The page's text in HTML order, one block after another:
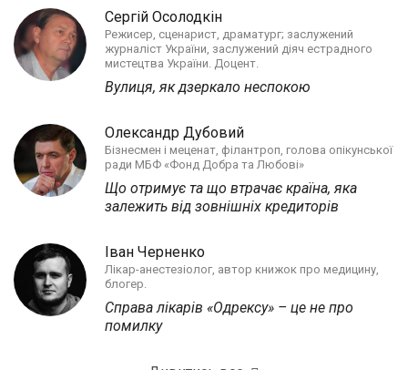
Сергій Осолодкін
Режисер, сценарист, драматург; заслужений
журналіст України, заслужений діяч естрадного
мистецтва України. Доцент.
Вулиця, як дзеркало неспокою
Олександр Дубовий
Бізнесмен і меценат, філантроп, голова опікунської
ради МБФ «Фонд Добра та Любові»
Що отримує та що втрачає країна, яка
залежить від зовнішніх кредиторів
Іван Черненко
Лікар-анестезіолог, автор книжок про медицину,
блогер.
Справа лікарів «Одрексу» – це не про
помилку